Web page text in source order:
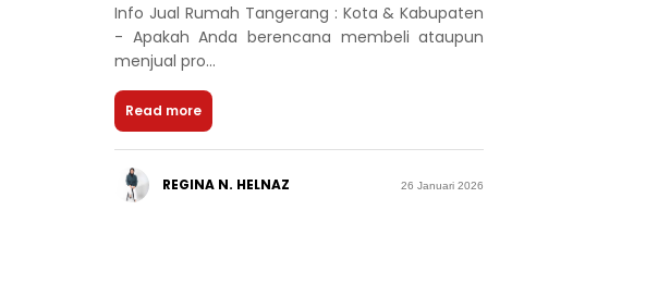
Info Jual Rumah Tangerang : Kota & Kabupaten
- Apakah Anda berencana membeli ataupun
menjual pro...
Read more
REGINA N. HELNAZ 26 Januari 2026